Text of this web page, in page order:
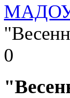
МАДОУ
0